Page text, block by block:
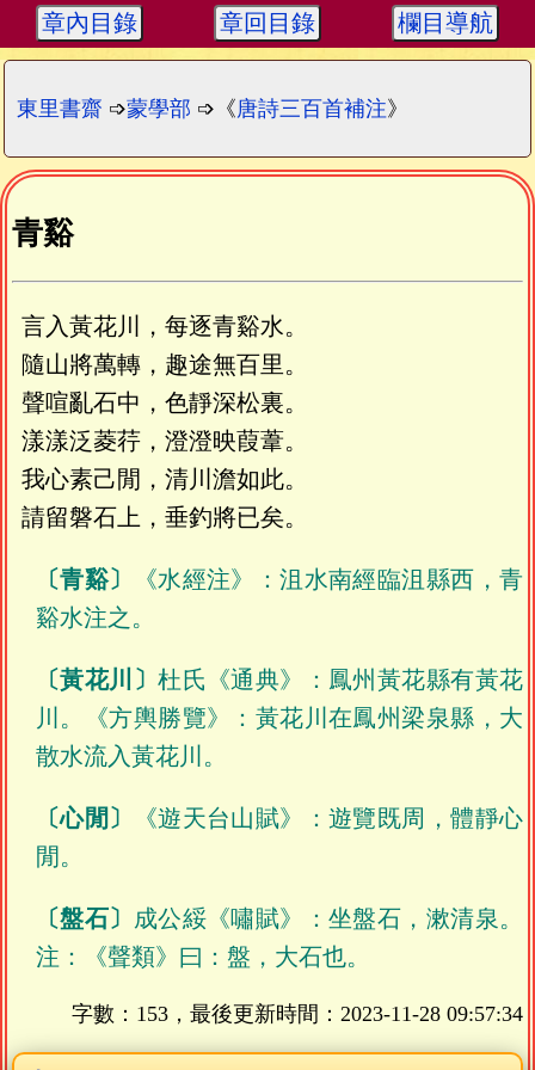
章內目錄 章回目錄 欄目導航
東里書齋 ➩蒙學部 ➩《唐詩三百首補注》
青谿
言入黃花川，每逐青谿水。
隨山將萬轉，趣途無百里。
聲喧亂石中，色靜深松裏。
漾漾泛菱荇，澄澄映葭葦。
我心素己閒，清川澹如此。
請留磐石上，垂釣將已矣。
〔青谿〕
《水經注》：沮水南經臨沮縣西，青
谿水注之。
〔黃花川〕杜氏《通典》：鳳州黃花縣有黃花
川。《方輿勝覽》：黃花川在鳳州梁泉縣，大
散水流入黃花川。
〔心閒〕
《遊天台山賦》：遊覽既周，體靜心
閒。
〔盤石〕
成公綏《嘯賦》：坐盤石，漱清泉。
注：《聲類》曰：盤，大石也。
字數：153，最後更新時間： 2023-11-28 09:57:34